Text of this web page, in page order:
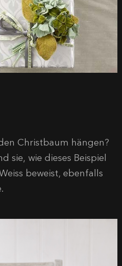
Christbaum hängen?
sie, wie dieses Beispiel
beweist, ebenfalls